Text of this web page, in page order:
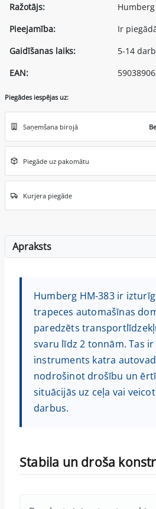
Ražotājs:
Humberg
Pieejamība:
Ir
Gaidīšanas laiks:
5-14
EAN:
Piegādes iespējas uz:
Saņemšana birojā
Piegāde uz pakomātu
Kurjera piegāde
Apraksts
Humberg HM-383 ir
trapeces automašīnas
paredzēts
svaru līdz 2 tonnām. Tas
instruments katra
nodrošinot drošību un
situācijās uz ceļa vai
darbus.
Stabila un droša